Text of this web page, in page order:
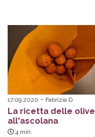
17.09.2020 Fabrizia D.
La ricetta delle olive
all'ascolana
4 min.